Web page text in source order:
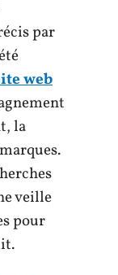
par
web
la
veille
pour